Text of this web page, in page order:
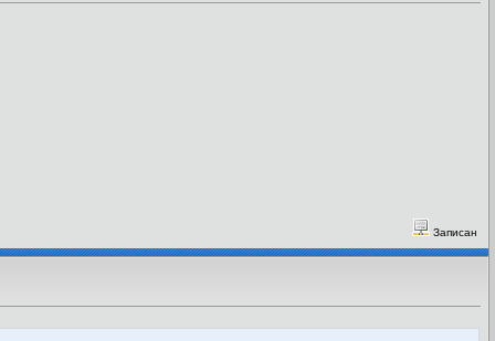
Записан